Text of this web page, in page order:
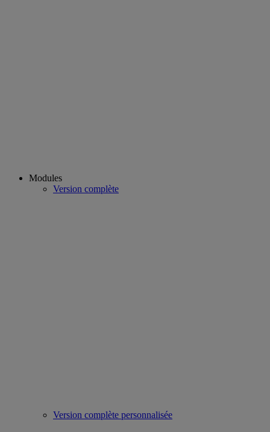
Modules
Version complète
Version complète personnalisée